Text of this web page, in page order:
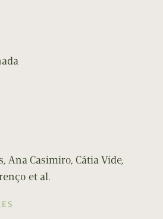
Ana Casimiro, Cátia Vide,
et al.